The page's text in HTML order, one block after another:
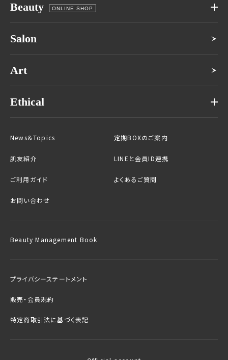
Beauty ONLINE SHOP
Salon
Art
Ethical
News＆Topics 定期BOXのご案内
肌友紹介 LINEと会員ID連携
ご利用ガイド よくあるご質問
お問い合わせ
Beauty Management Book
プライバシーステートメント
販売・会員規約
特定商取引法に基づく表記